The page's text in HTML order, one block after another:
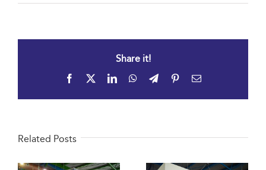
Share it!
Facebook LinkedInWhatsApp
TelegramPinterestEmail
Related Posts